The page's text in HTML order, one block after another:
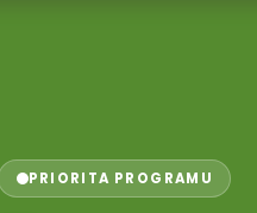
PRIORITA PROGRAMU